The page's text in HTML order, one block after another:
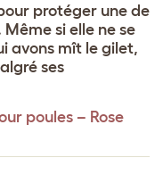
protéger une de
si elle ne se
avons mît le gilet,
ses
poules – Rose